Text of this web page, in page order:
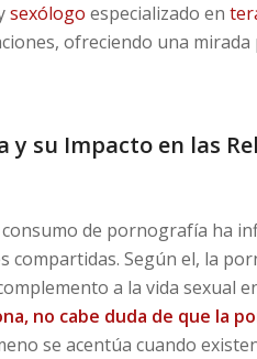
sexólogo especializado en
ofreciendo una
y su Impacto en las
consumo de pornografía ha
compartidas. Según el, la
a la vida sexual
no cabe duda de que la
se acentúa cuando